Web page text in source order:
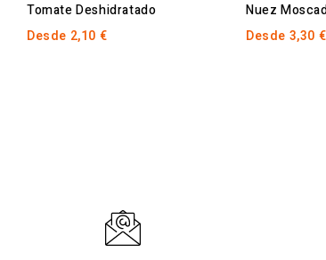
of
Tomate Deshidratado
Desde 2,10 €
of
Nuez
Desde 3,30 €